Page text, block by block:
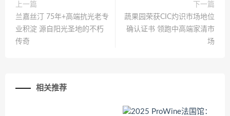
上一篇
兰嘉丝汀 75年+高端抗光老专
业积淀 源自阳光圣地的不朽
传奇
下一篇
蔬果园荣获CIC灼识市场地位
确认证书 领跑中高端家清市
场
相关推荐